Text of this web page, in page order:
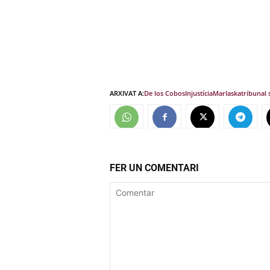
ARXIVAT A:De los CobosInjustíciaMarlaskatribunal
FER UN COMENTARI